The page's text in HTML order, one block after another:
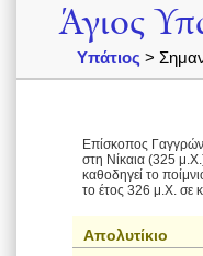
Άγιος
Υπάτιος >
Επίσκοπος
στη Νίκαια (325
καθοδηγεί το
το έτος 326 μ.Χ. σε
Απολυτίκιο